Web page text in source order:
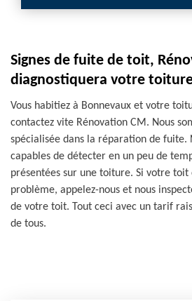
Signes de fuite de toit,
diagnostiquera votre
Vous habitiez à Bonnevaux et votre
contactez vite Rénovation CM. Nous
spécialisée dans la réparation de fuite.
capables de détecter en un peu de
présentées sur une toiture. Si votre toit
problème, appelez-nous et nous
de votre toit. Tout ceci avec un tarif
de tous.